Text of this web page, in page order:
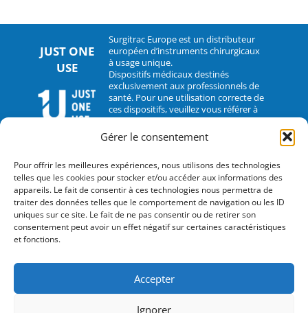
Gérer le consentement
Pour offrir les meilleures expériences, nous utilisons des technologies
telles que les cookies pour stocker et/ou accéder aux informations des
appareils. Le fait de consentir à ces technologies nous permettra de
traiter des données telles que le comportement de navigation ou les ID
uniques sur ce site. Le fait de ne pas consentir ou de retirer son
consentement peut avoir un effet négatif sur certaines caractéristiques
et fonctions.
Accepter
Ignorer
JUST ONE
USE
Surgitrac Europe est un distributeur
européen d’instruments chirurgicaux
à usage unique.
Dispositifs médicaux destinés
exclusivement aux professionnels de
santé. Pour une utilisation correcte de
ces dispositifs, veuillez vous référer à
leur notice d’utilisation.
CONTACT
2 rue Hélène Boucher – 35235 Thorigné-Fouillard
Tel : 33 (0)2.30.07.01.07
Fax : 33 (0)2.30.07.01.08